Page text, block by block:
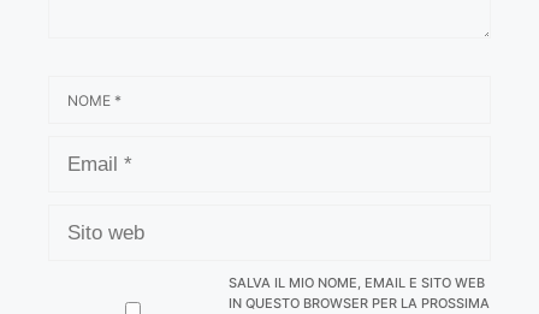
WEB
SALVA IL MIO NOME, EMAIL E SITO WEB
IN QUESTO BROWSER PER LA PROSSIMA